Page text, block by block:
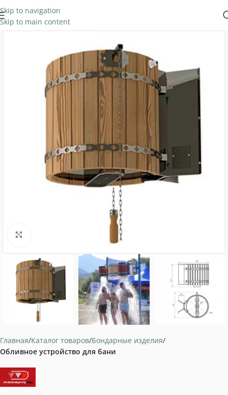
Skip to navigation
Skip to main content
Нажмите, чтобы увеличить
Главная Каталог товаров Бондарные изделия
Обливное устройство для бани